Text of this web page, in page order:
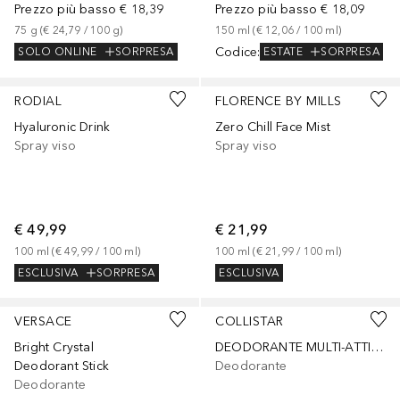
Prezzo più basso € 18,39
75 g (€ 24,79 / 100 g)
SOLO ONLINE
SORPRESA
Prezzo più basso € 18,09
150 ml (€ 12,06 / 100 ml)
Codice: ESTATE SORPRESA
RODIAL
Hyaluronic Drink
Spray viso
€ 49,99
100 ml (€ 49,99 / 100 ml)
ESCLUSIVA
SORPRESA
FLORENCE BY MILLS
Zero Chill Face Mist
Spray viso
€ 21,99
100 ml (€ 21,99 / 100 ml)
ESCLUSIVA
VERSACE
Bright Crystal
Deodorant Stick
Deodorante
COLLISTAR
DEODORANTE MULTI-ATTIVO SPRAY AL LATTE DI ALOE - PELLI IPERSENSIBILI - 24h
Deodorante